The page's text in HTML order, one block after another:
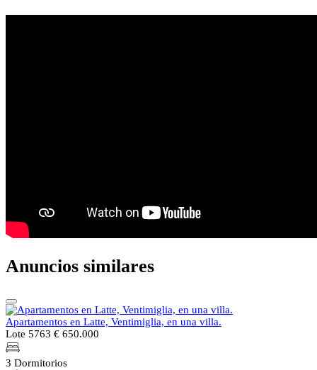
Anuncios similares
Apartamentos en Latte, Ventimiglia, en una villa.
Lote 5763 € 650.000
3 Dormitorios